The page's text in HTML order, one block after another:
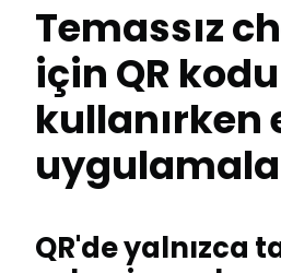
Temassız
için QR kodu
kullanırken
QR'de yalnızca